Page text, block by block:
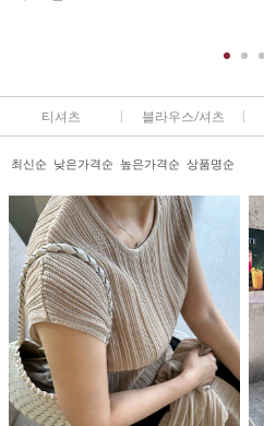
티셔츠 블라우스/셔츠
최신순 낮은가격순 높은가격순 상품명순